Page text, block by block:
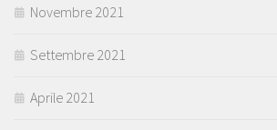
Novembre 2021
Settembre 2021
Aprile 2021